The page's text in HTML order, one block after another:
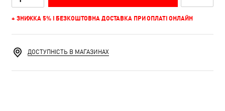
+ ЗНИЖКА 5% І БЕЗКОШТОВНА ДОСТАВКА ПРИ ОПЛАТІ ОНЛАЙН
ДОСТУПНІСТЬ В МАГАЗИНАХ